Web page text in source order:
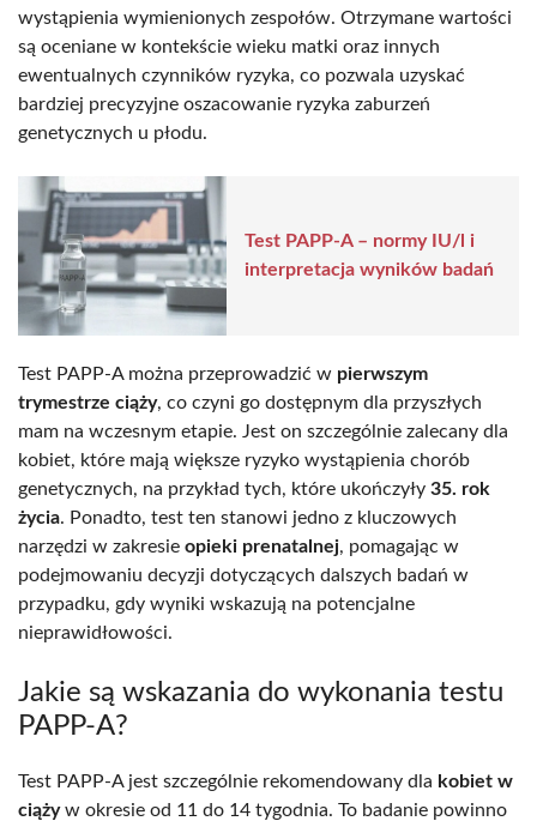
wystąpienia wymienionych zespołów. Otrzymane wartości
są oceniane w kontekście wieku matki oraz innych
ewentualnych czynników ryzyka, co pozwala uzyskać
bardziej precyzyjne oszacowanie ryzyka zaburzeń
genetycznych u płodu.
Test PAPP-A – normy IU/l i
interpretacja wyników badań
Test PAPP-A można przeprowadzić w pierwszym
trymestrze ciąży, co czyni go dostępnym dla przyszłych
mam na wczesnym etapie. Jest on szczególnie zalecany dla
kobiet, które mają większe ryzyko wystąpienia chorób
genetycznych, na przykład tych, które ukończyły 35. rok
życia. Ponadto, test ten stanowi jedno z kluczowych
narzędzi w zakresie opieki prenatalnej, pomagając w
podejmowaniu decyzji dotyczących dalszych badań w
przypadku, gdy wyniki wskazują na potencjalne
nieprawidłowości.
Jakie są wskazania do wykonania testu
PAPP-A?
Test PAPP-A jest szczególnie rekomendowany dla kobiet w
ciążyw okresie od 11 do 14 tygodnia. To badanie powinno